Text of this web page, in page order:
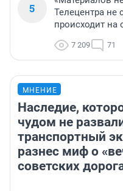
5
Телецентра не
происходит на
7 209 71
МНЕНИЕ
Наследие,
чудом не
транспортный
разнес миф о
советских